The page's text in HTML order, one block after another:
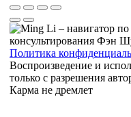
консультирования Фэн
Политика
Воспроизведение и
только с разрешения
Карма не дремлет